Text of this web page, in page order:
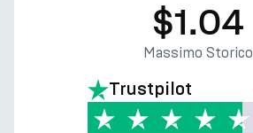
$1.04
Massimo Storico
Trustpilot